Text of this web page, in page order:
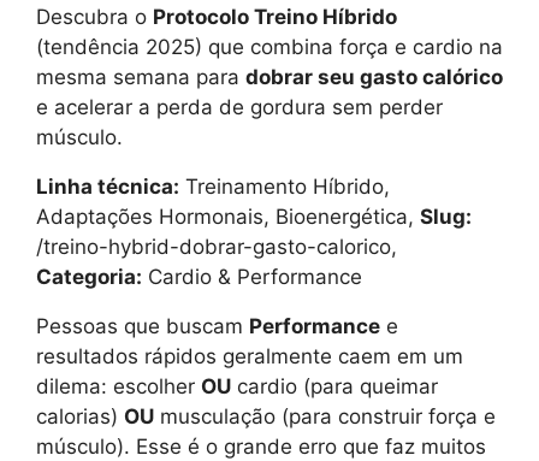
Descubra o Protocolo Treino Híbrido
(tendência 2025) que combina força e cardio na
mesma semana para dobrar seu gasto calórico
e acelerar a perda de gordura sem perder
músculo.
Linha técnica: Treinamento Híbrido,
Adaptações Hormonais, Bioenergética, Slug:
/treino-hybrid-dobrar-gasto-calorico,
Categoria: Cardio & Performance
Pessoas que buscam Performance e
resultados rápidos geralmente caem em um
dilema: escolher OU cardio (para queimar
calorias) OU musculação (para construir força e
músculo). Esse é o grande erro que faz muitos